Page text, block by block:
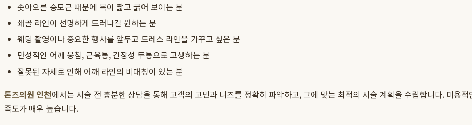
솟아오른 승모근 때문에 목이 짧고 굵어 보이는 분
쇄골 라인이 선명하게 드러나길 원하는 분
웨딩 촬영이나 중요한 행사를 앞두고 드레스 라인을 가꾸고 싶은 분
만성적인 어깨 뭉침, 근육통, 긴장성 두통으로 고생하는 분
잘못된 자세로 인해 어깨 라인의 비대칭이 있는 분
톤즈의원 인천에서는 시술 전 충분한 상담을 통해 고객의 고민과 니즈를 정확히 파악하고, 그에 맞는 최적의 시술 계획을 수립합니다. 미용
족도가 매우 높습니다.